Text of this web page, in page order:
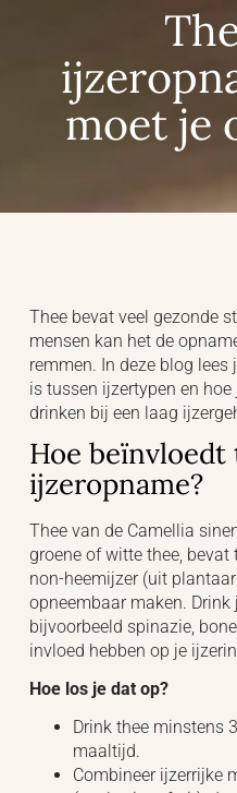
moet je
Thee bevat veel gezonde
mensen kan het de
remmen. In deze blog
is tussen ijzertypen en
drinken bij een laag
Hoe beïnvloedt
ijzeropname?
Thee van de Camellia
groene of witte thee,
non-heemijzer (uit
opneembaar maken.
bijvoorbeeld spinazie,
invloed hebben op je
Hoe los je dat op?
Drink thee minstens
maaltijd.
Combineer ijzerrijke